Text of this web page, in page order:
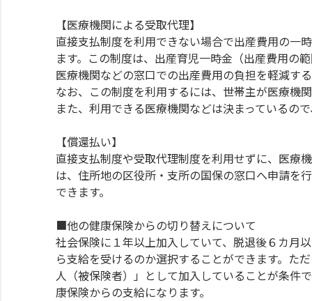
【医療機関による受取代理】
直接支払制度を利用できない場合で出産費用の一
ます。この制度は、出産育児一時金（出産費用の
医療機関などの窓口での出産費用の負担を軽減す
なお、この制度を利用するには、世帯主が医療機
また、利用できる医療機関などは決まっているの
【償還払い】
直接支払制度や受取代理制度を利用せずに、医療
は、住所地の区役所・支所の国保の窓口へ申請を
できます。
■他の健康保険からの切り替えについて
社会保険に１年以上加入していて、脱退後６カ月
ら支給を受けるのか選択することができます。た
人（被保険者）」として加入していることが条件
康保険からの支給になります。